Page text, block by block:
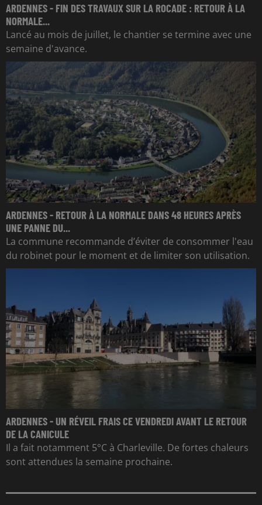
ARDENNES - FIN DES TRAVAUX SUR LA ROCADE : RETOUR À LA
NORMALE...
Lancé au mois de juillet, le chantier se termine avec une
semaine d'avance.
ARDENNES - RETOUR À LA NORMALE DANS 48 HEURES APRÈS
UNE PANNE DU...
La commune recommande d’éviter de consommer l'eau
du robinet pour le moment et de limiter son utilisation.
ARDENNES - UN RÉVEIL FRAIS CE VENDREDI AVANT LE RETOUR
DE LA CANICULE
Il a fait notamment 5°C à Charleville. De fortes chaleurs
sont attendues la semaine prochaine.